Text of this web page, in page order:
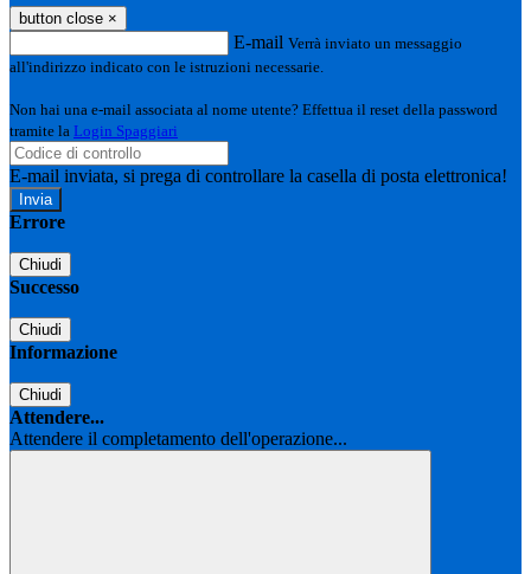
button close ×
E-mail Verrà inviato un messaggio
all'indirizzo indicato con le istruzioni necessarie.
Non hai una e-mail associata al nome utente? Effettua il reset della password
tramite la Login Spaggiari
E-mail inviata, si prega di controllare la casella di posta elettronica!
Errore
Chiudi
Successo
Chiudi
Informazione
Chiudi
Attendere...
Attendere il completamento dell'operazione...